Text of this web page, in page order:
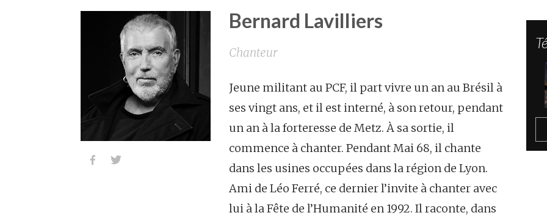
 
Bernard Lavilliers
Chanteur
Jeune militant au PCF, il part vivre un an au Brésil à
ses vingt ans, et il est interné, à son retour, pendant
un an à la forteresse de Metz. À sa sortie, il
commence à chanter. Pendant Mai 68, il chante
dans les usines occupées dans la région de Lyon.
Ami de Léo Ferré, ce dernier l’invite à chanter avec
lui à la Fête de l’Humanité en 1992. Il raconte, dans